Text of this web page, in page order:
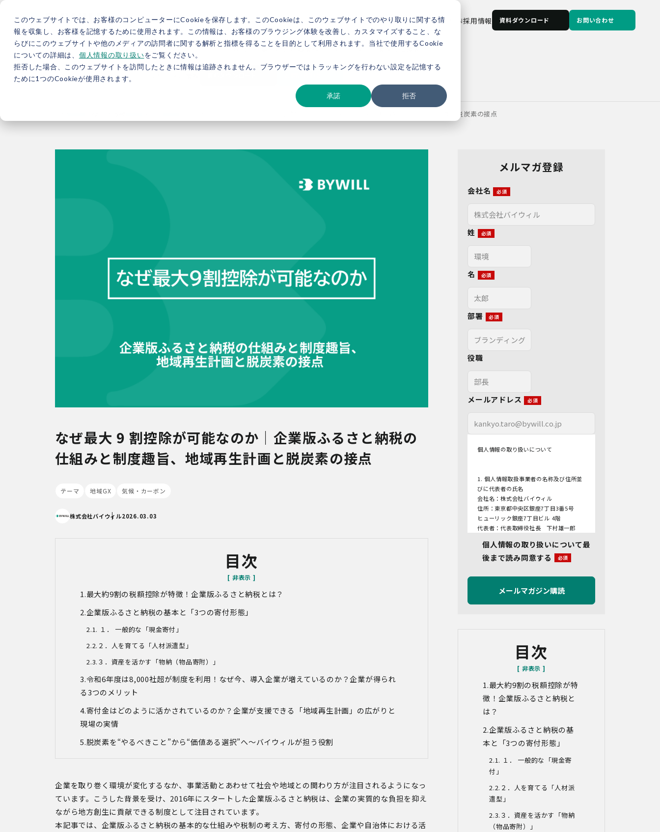
このウェブサイトでは、お客様のコンピューターにCookieを保存します。このCookieは、このウェブサイトでのやり取りに関する情
報を収集し、お客様を記憶するために使用されます。この情報は、お客様のブラウジング体験を改善し、カスタマイズすること、な
らびにこのウェブサイトや他のメディアの訪問者に関する解析と指標を得ることを目的として利用されます。当社で使用するCookie
についての詳細は、 個人情報の取り扱いをご覧ください。
拒否した場合、このウェブサイトを訪問したときに情報は追跡されません。ブラウザーではトラッキングを行わない設定を記憶する
ために1つのCookieが使用されます。
承諾 拒否
JP EN採用情報 資料ダウンロード お問い合わせ
5分で分かるバイウィル カーボンニュートラル総研 サービス紹介 事例紹介新着情報セミナーお役立ち情報会社概要
なぜ最大 9 割控除が可能なのか｜企業版ふるさと納税の仕組みと制度趣旨、地域再生計画と脱炭素の接点
なぜ最大 9 割控除が可能なのか｜企業版ふるさと納税の
仕組みと制度趣旨、地域再生計画と脱炭素の接点
テーマ 地域GX 気候・カーボン
株式会社バイウィル2026.03.03
目次
最大約9割の税額控除が特徴！企業版ふるさと納税とは？
企業版ふるさと納税の基本と「3つの寄付形態」
１．
一般的な「現金寄付」
２．人を育てる「人材派遣型」
３．資産を活かす「物納（物品寄附）」
令和6年度は8,000社超が制度を利用！なぜ今、導入企業が増えているのか？企業が得られ
る3つのメリット
寄付金はどのように活かされているのか？ 企業が支援できる「地域再生計画」の広がりと
現場の実情
脱炭素を“やるべきこと”から“価値ある選択”へ～バイウィルが担う役割
企業を取り巻く環境が変化するなか、事業活動とあわせて社会や地域との関わり方が注目されるようになっ
ています。こうした背景を受け、2016年にスタートした企業版ふるさと納税は、企業の実質的な負担を抑え
ながら地方創生に貢献できる制度として注目されています。
本記事では、企業版ふるさと納税の基本的な仕組みや税制の考え方、寄付の形態、企業や自治体における活
メルマガ登録
会社名
姓
名
部署
役職
メールアドレス
個人情報の取り扱いについて
1. 個人情報取扱事業者の名称及び住所並
びに代表者の氏名
会社名：株式会社バイウィル
住所：東京都中央区銀座7丁目3番5号
ヒューリック銀座7丁目ビル 4階
代表者：代表取締役社長 下村雄一郎
2.個人情報保護管理者
管理者名：管理部長
3.利用目的
当社で取り扱う個人情報（個人情報保護
法第2条第1項により定義された「個人情
いただけない場合、適切な対応ができな
いことがあります。
なお、当社との通話及びWebミーティン
容・ご意見等の正確な把握、今後のサー
ビス向上等のために、録音・録画させて
いただく場合があります。
・お問い合わせ時に取得する個人情報
・各種お問い合わせに対応するため
・お問い合わせ対応の品質向上及びお問
い合わせ内容等の正確な把握のため
・取得した情報を解析又は分析して、当
社サービス「環境価値創出支援」「環境
価値売買」「脱炭素コンサルティング」
「ブランドコンサルティング」の改善・
個人情報の取り扱いについて最
後まで読み同意する
目次
最大約9割の税額控除が特
徴！企業版ふるさと納税と
は？
企業版ふるさと納税の基
本と「3つの寄付形態」
１．
一般的な「現金寄
付」
２．人を育てる「人材派
遣型」
３．資産を活かす「物納
（物品寄附）」